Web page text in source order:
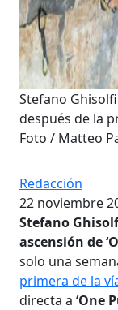
Stefano
después de la
Foto / Matteo
Redacción
22 noviembre
Stefano
ascensión de
solo una
primera de la
directa a ‘One